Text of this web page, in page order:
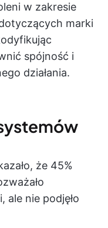
w zakresie
marki
spójność i
działania.
że 45%
nie podjęło